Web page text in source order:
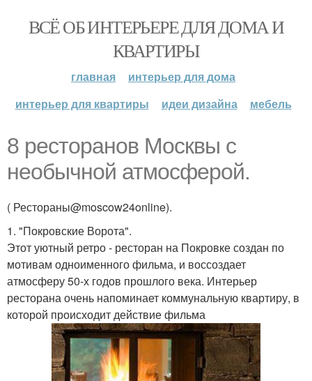
ВСЁ ОБ ИНТЕРЬЕРЕ ДЛЯ ДОМА И
КВАРТИРЫ
главная
интерьер для дома
интерьер для квартиры
идеи дизайна мебель
8 ресторанов Москвы с
необычной атмосферой.
( Рестораны@moscow24online).
1. "Покровские Ворота".
Этот уютный ретро - ресторан на Покровке создан по
мотивам одноименного фильма, и воссоздает
атмосферу 50-х годов прошлого века. Интерьер
ресторана очень напоминает коммунальную квартиру, в
которой происходит действие фильма